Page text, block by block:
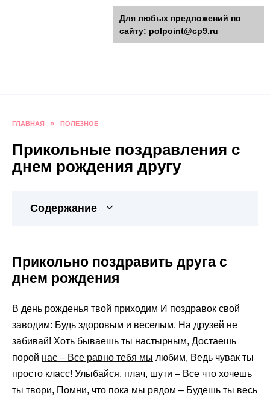
polpoint.ru - Разнообразные
поделки к праздникам
ГЛАВНАЯ » ПОЛЕЗНОЕ
Прикольные поздравления с
днем рождения другу
Содержание
Прикольно поздравить друга с
днем рождения
В день рожденья твой приходим И поздравок свой
заводим: Будь здоровым и веселым, На друзей не
забивай! Хоть бываешь ты настырным, Достаешь
порой нас – Все равно тебя мы любим, Ведь чувак ты
просто класс! Улыбайся, плач, шути – Все что хочешь
ты твори, Помни, что пока мы рядом – Будешь ты весь
Для любых предложений по
сайту: polpoint@cp9.ru